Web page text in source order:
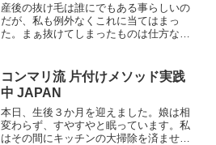
産後の抜け毛は誰にでもある事らしいの
だが、私も例外なくこれに当てはまっ
た。まぁ抜けてしまったものは仕方ない
てみたものの、これといった手ごたえも
無くて放置していた。が、あ...
コンマリ流 片付けメソッド実践
中 JAPAN
本日、生後３か月を迎えました。娘は相
変わらず、すやすやと眠っています。私
はその間にキッチンの大掃除を済ませて